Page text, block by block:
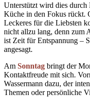
Unterstützt wird dies
Küche in den Fokus rückt.
Leckeres für die Liebsten
nicht allzu lang, denn zum
ist Zeit für Entspannung –
angesagt.
Am Sonntag bringt der
Kontaktfreude mit sich.
Wassermann dazu, der
Themen oder persönliche